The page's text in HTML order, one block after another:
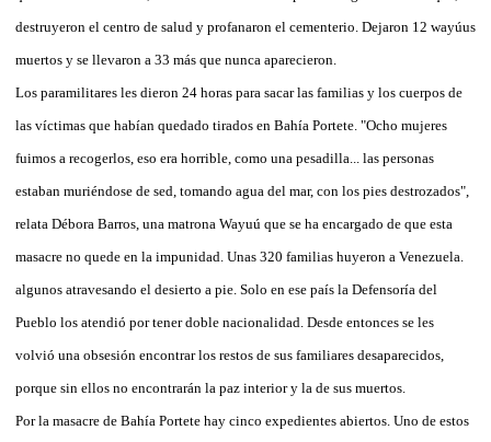
destruyeron el centro de salud y profanaron el cementerio. Dejaron 12 wayúus
muertos y se llevaron a 33 más que nunca aparecieron.
Los paramilitares les dieron 24 horas para sacar las familias y los cuerpos de
las víctimas que habían quedado tirados en Bahía Portete. "Ocho mujeres
fuimos a recogerlos, eso era horrible, como una pesadilla... las personas
estaban muriéndose de sed, tomando agua del mar, con los pies destrozados",
relata Débora Barros, una matrona Wayuú que se ha encargado de que esta
masacre no quede en la impunidad. Unas 320 familias huyeron a Venezuela.
algunos atravesando el desierto a pie. Solo en ese país la Defensoría del
Pueblo los atendió por tener doble nacionalidad. Desde entonces se les
volvió una obsesión encontrar los restos de sus familiares desaparecidos,
porque sin ellos no encontrarán la paz interior y la de sus muertos.
Por la masacre de Bahía Portete hay cinco expedientes abiertos. Uno de estos